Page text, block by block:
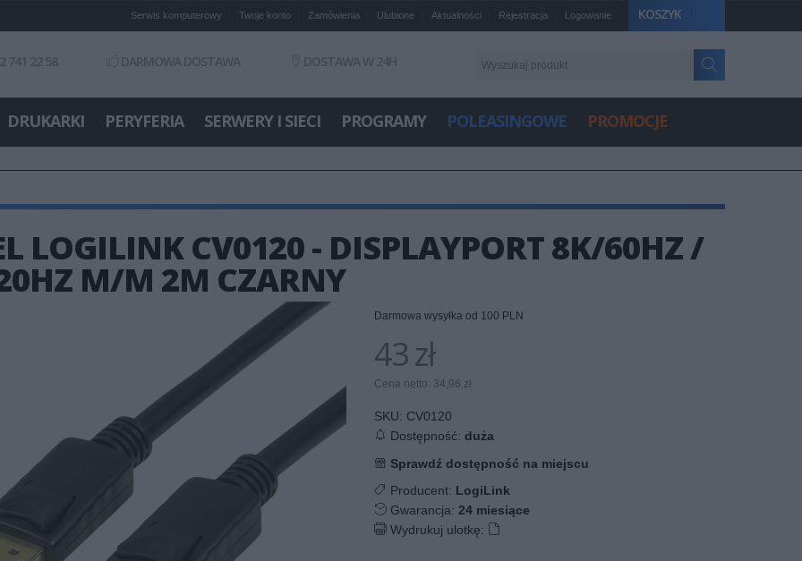
KOSZYK
Serwis komputerowy Twoje konto Zamówienia Ulubione Aktualności Rejestracja Logowanie
741 22 58 DARMOWA DOSTAWA DOSTAWA W 24H
DRUKARKI PERYFERIA SERWERY I SIECI PROGRAMY POLEASINGOWE PROMOCJE
LOGILINK CV0120 - DISPLAYPORT 8K/60HZ /
M/M 2M CZARNY
Darmowa wysyłka od 100 PLN
43 zł
Cena netto: 34,96 zł
SKU: CV0120
Dostępność: duża
Sprawdź dostępność na miejscu
Producent: LogiLink
Gwarancja: 24 miesiące
Wydrukuj ulotkę: